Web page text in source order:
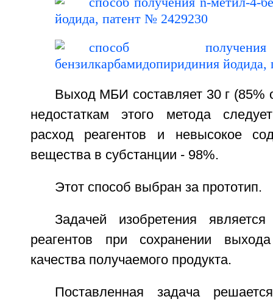
Выход МБИ составляет 30 г (85%
недостаткам этого метода
расход реагентов и невысокое
вещества в субстанции - 98%.
Этот способ выбран за прототип.
Задачей изобретения
реагентов при сохранении
качества получаемого продукта.
Поставленная задача